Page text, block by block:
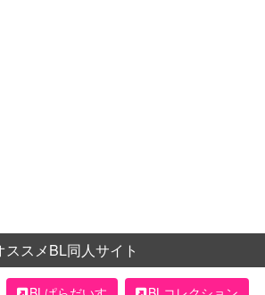
ススメBL同人サイト